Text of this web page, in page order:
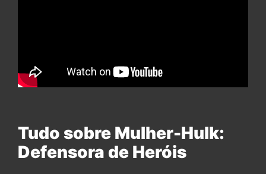
Tudo sobre Mulher-Hulk:
Defensora de Heróis